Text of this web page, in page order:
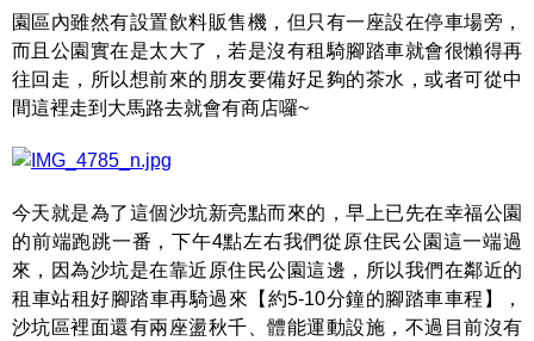
園區內雖然有設置飲料販售機，但只有一座設在停車場旁，
而且公園實在是太大了，若是沒有租騎腳踏車就會很懶得再
往回走，所以想前來的朋友要備好足夠的茶水，或者可從中
間這裡走到大馬路去就會有商店囉~
今天就是為了這個沙坑新亮點而來的，早上已先在幸福公園
的前端跑跳一番，下午4點左右我們從原住民公園這一端過
來，因為沙坑是在靠近原住民公園這邊，所以我們在鄰近的
租車站租好腳踏車再騎過來【約5-10分鐘的腳踏車車程】，
沙坑區裡面還有兩座盪秋千、體能運動設施，不過目前沒有